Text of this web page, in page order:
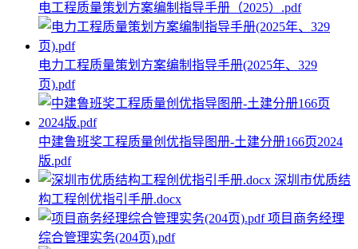
电工程质量策划方案编制指导手册（2025）.pdf
电力工程质量策划方案编制指导手册(2025年、329
页).pdf
中建鲁班奖工程质量创优指导图册-土建分册166页2024
版.pdf
深圳市优质结
构工程创优指引手册.docx
项目商务经理
综合管理实务(204页).pdf